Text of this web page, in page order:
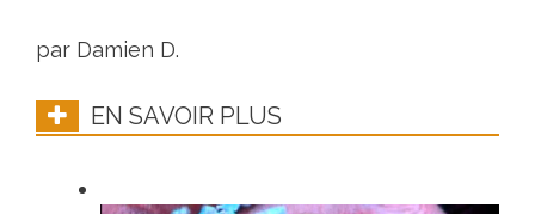
par Damien D.
EN SAVOIR PLUS